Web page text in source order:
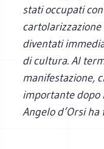
stati occupati
cartolarizzazione
diventati
di cultura. Al
manifestazione,
importante dopo
Angelo d’Orsi